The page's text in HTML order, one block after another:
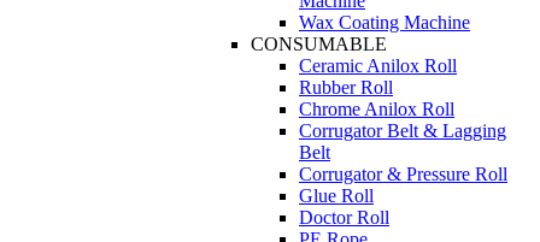
Wax Coating Machine
CONSUMABLE
Ceramic Anilox Roll
Rubber Roll
Chrome Anilox Roll
Corrugator Belt & Lagging
Belt
Corrugator & Pressure Roll
Glue Roll
Doctor Roll